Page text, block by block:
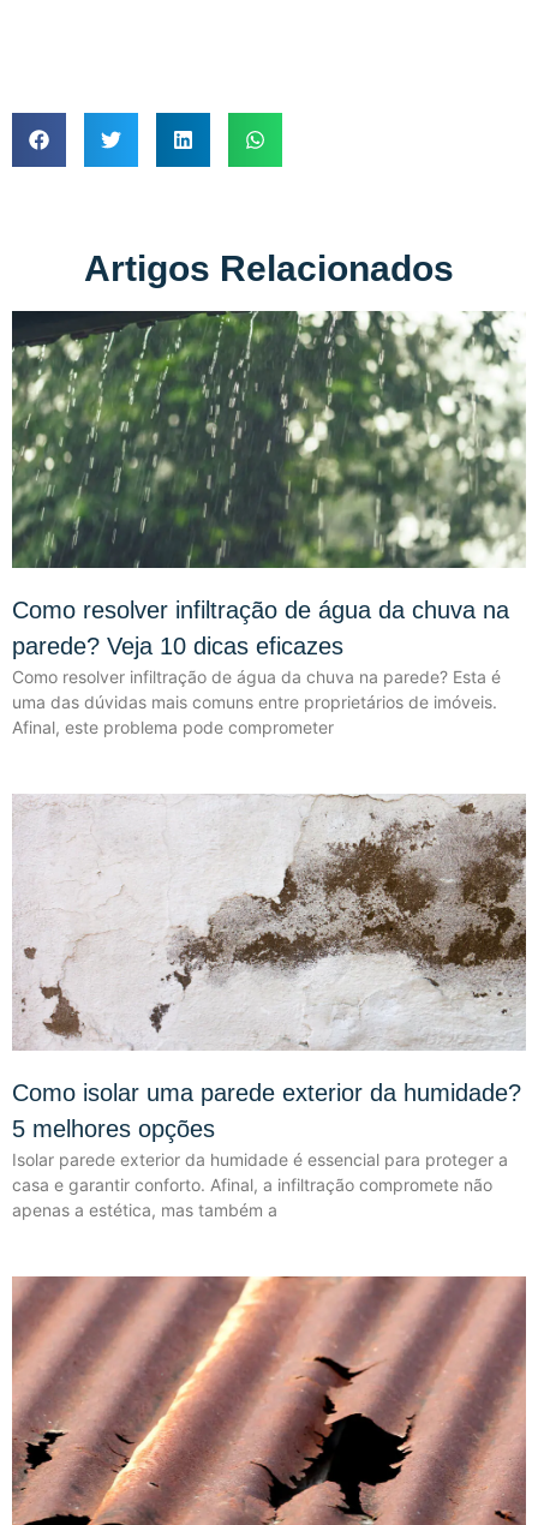
Artigos Relacionados
Como resolver infiltração de água da chuva na
parede? Veja 10 dicas eficazes
Como resolver infiltração de água da chuva na parede? Esta é
uma das dúvidas mais comuns entre proprietários de imóveis.
Afinal, este problema pode comprometer
Como isolar uma parede exterior da humidade?
5 melhores opções
Isolar parede exterior da humidade é essencial para proteger a
casa e garantir conforto. Afinal, a infiltração compromete não
apenas a estética, mas também a